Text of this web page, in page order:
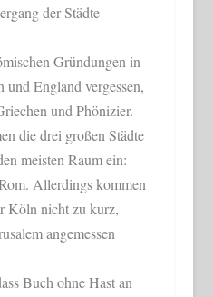
der Städte
Gründungen in
England vergessen,
und Phönizier.
die drei großen Städte
meisten Raum ein:
Allerdings kommen
Köln nicht zu kurz,
angemessen
Buch ohne Hast an